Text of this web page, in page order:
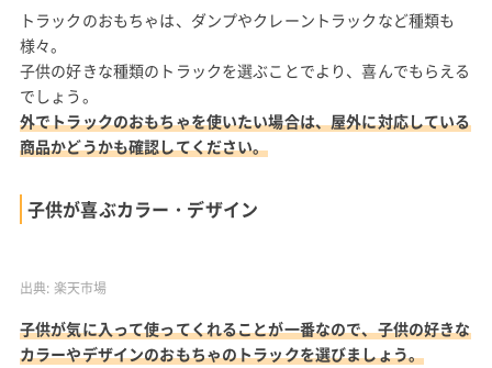
トラックのおもちゃは、ダンプやクレーントラックなど種類も
様々。
子供の好きな種類のトラックを選ぶことでより、喜んでもらえる
でしょう。
外でトラックのおもちゃを使いたい場合は、屋外に対応している
商品かどうかも確認してください。
子供が喜ぶカラー・デザイン
出典: 楽天市場
子供が気に入って使ってくれることが一番なので、子供の好きな
カラーやデザインのおもちゃのトラックを選びましょう。